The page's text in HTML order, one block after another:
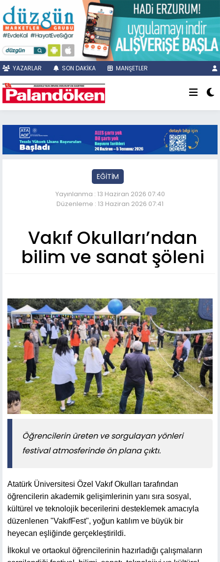
YAZARLAR SON DAKİKA MANŞETLER
EĞİTİM
Yayınlanma : 13 Haziran 2026 07:40
Düzenleme : 13 Haziran 2026 07:41
Vakıf Okulları’ndan
bilim ve sanat şöleni
Öğrencilerin üreten ve sorgulayan yönleri
festival atmosferinde ön plana çıktı.
Atatürk Üniversitesi Özel Vakıf Okulları tarafından
öğrencilerin akademik gelişimlerinin yanı sıra sosyal,
kültürel ve teknolojik becerilerini desteklemek amacıyla
düzenlenen "VakıfFest", yoğun katılım ve büyük bir
heyecan eşliğinde gerçekleştirildi.
İlkokul ve ortaokul öğrencilerinin hazırladığı çalışmaların